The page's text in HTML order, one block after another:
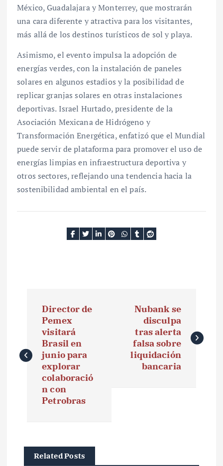
México, Guadalajara y Monterrey, que mostrarán
una cara diferente y atractiva para los visitantes,
más allá de los destinos turísticos de sol y playa.
Asimismo, el evento impulsa la adopción de
energías verdes, con la instalación de paneles
solares en algunos estadios y la posibilidad de
replicar granjas solares en otras instalaciones
deportivas. Israel Hurtado, presidente de la
Asociación Mexicana de Hidrógeno y
Transformación Energética, enfatizó que el Mundial
puede servir de plataforma para promover el uso de
energías limpias en infraestructura deportiva y
otros sectores, reflejando una tendencia hacia la
sostenibilidad ambiental en el país.
e
Director de
Pemex
visitará
Brasil en
junio para
explorar
colaboració
n con
Petrobras
Nubank se
disculpa
tras alerta
falsa sobre
liquidación
bancaria
Related Posts